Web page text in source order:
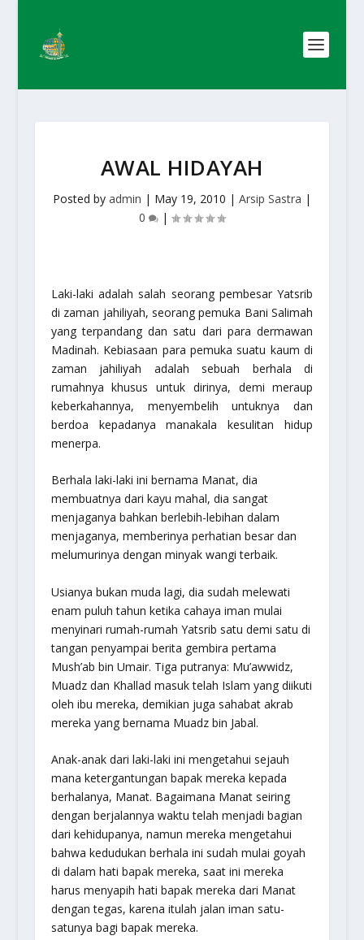
AWAL HIDAYAH
Posted by admin | May 19, 2010 | Arsip Sastra |
0
|
Laki-laki adalah salah seorang pembesar Yatsrib
di zaman jahiliyah, seorang pemuka Bani Salimah
yang terpandang dan satu dari para dermawan
Madinah. Kebiasaan para pemuka suatu kaum di
zaman jahiliyah adalah sebuah berhala di
rumahnya khusus untuk dirinya, demi meraup
keberkahannya, menyembelih untuknya dan
berdoa kepadanya manakala kesulitan hidup
menerpa.
Berhala laki-laki ini bernama Manat, dia
membuatnya dari kayu mahal, dia sangat
menjaganya bahkan berlebih-lebihan dalam
menjaganya, memberinya perhatian besar dan
melumurinya dengan minyak wangi terbaik.
Usianya bukan muda lagi, dia sudah melewati
enam puluh tahun ketika cahaya iman mulai
menyinari rumah-rumah Yatsrib satu demi satu di
tangan penyampai berita gembira pertama
Mush’ab bin Umair. Tiga putranya: Mu’awwidz,
Muadz dan Khallad masuk telah Islam yang diikuti
oleh ibu mereka, demikian juga sahabat akrab
mereka yang bernama Muadz bin Jabal.
Anak-anak dari laki-laki ini mengetahui sejauh
mana ketergantungan bapak mereka kepada
berhalanya, Manat. Bagaimana Manat seiring
dengan berjalannya waktu telah menjadi bagian
dari kehidupanya, namun mereka mengetahui
bahwa kedudukan berhala ini sudah mulai goyah
di dalam hati bapak mereka, saat ini mereka
harus menyapih hati bapak mereka dari Manat
dengan tegas, karena itulah jalan iman satu-
satunya bagi bapak mereka.